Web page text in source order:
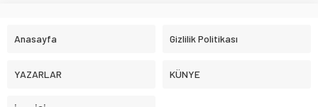
Anasayfa Gizlilik Politikası
YAZARLAR KÜNYE